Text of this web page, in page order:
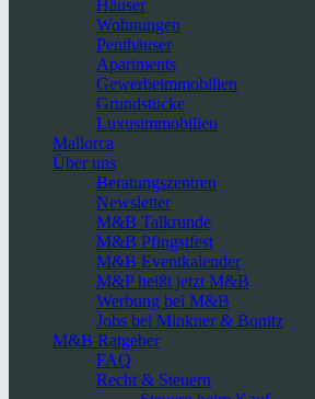
Häuser
Wohnungen
Penthäuser
Apartments
Gewerbeimmobilien
Grundstücke
Luxusimmobilien
Mallorca
Über uns
Beratungszentren
Newsletter
M&B Talkrunde
M&B Pfingstfest
M&B Eventkalender
M&P heißt jetzt M&B
Werbung bei M&B
Jobs bei Minkner & Bonitz
M&B Ratgeber
FAQ
Recht & Steuern